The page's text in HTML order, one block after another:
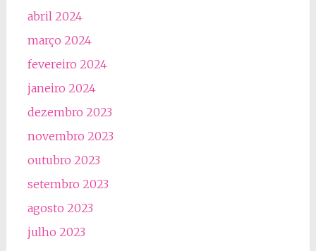
abril 2024
março 2024
fevereiro 2024
janeiro 2024
dezembro 2023
novembro 2023
outubro 2023
setembro 2023
agosto 2023
julho 2023